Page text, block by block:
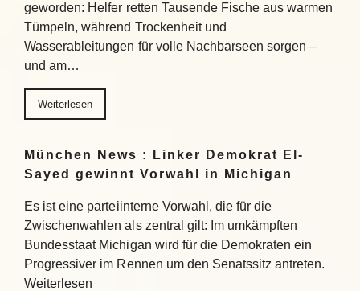
geworden: Helfer retten Tausende Fische aus warmen
Tümpeln, während Trockenheit und
Wasserableitungen für volle Nachbarseen sorgen –
und am…
Weiterlesen
München News : Linker Demokrat El-
Sayed gewinnt Vorwahl in Michigan
Es ist eine parteiinterne Vorwahl, die für die
Zwischenwahlen als zentral gilt: Im umkämpften
Bundesstaat Michigan wird für die Demokraten ein
Progressiver im Rennen um den Senatssitz antreten.
Weiterlesen